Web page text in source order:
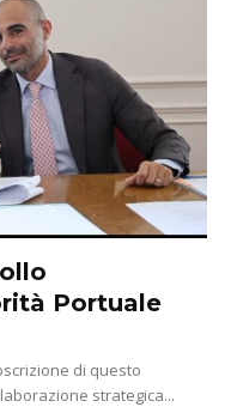
Portuale
di questo
strategica...